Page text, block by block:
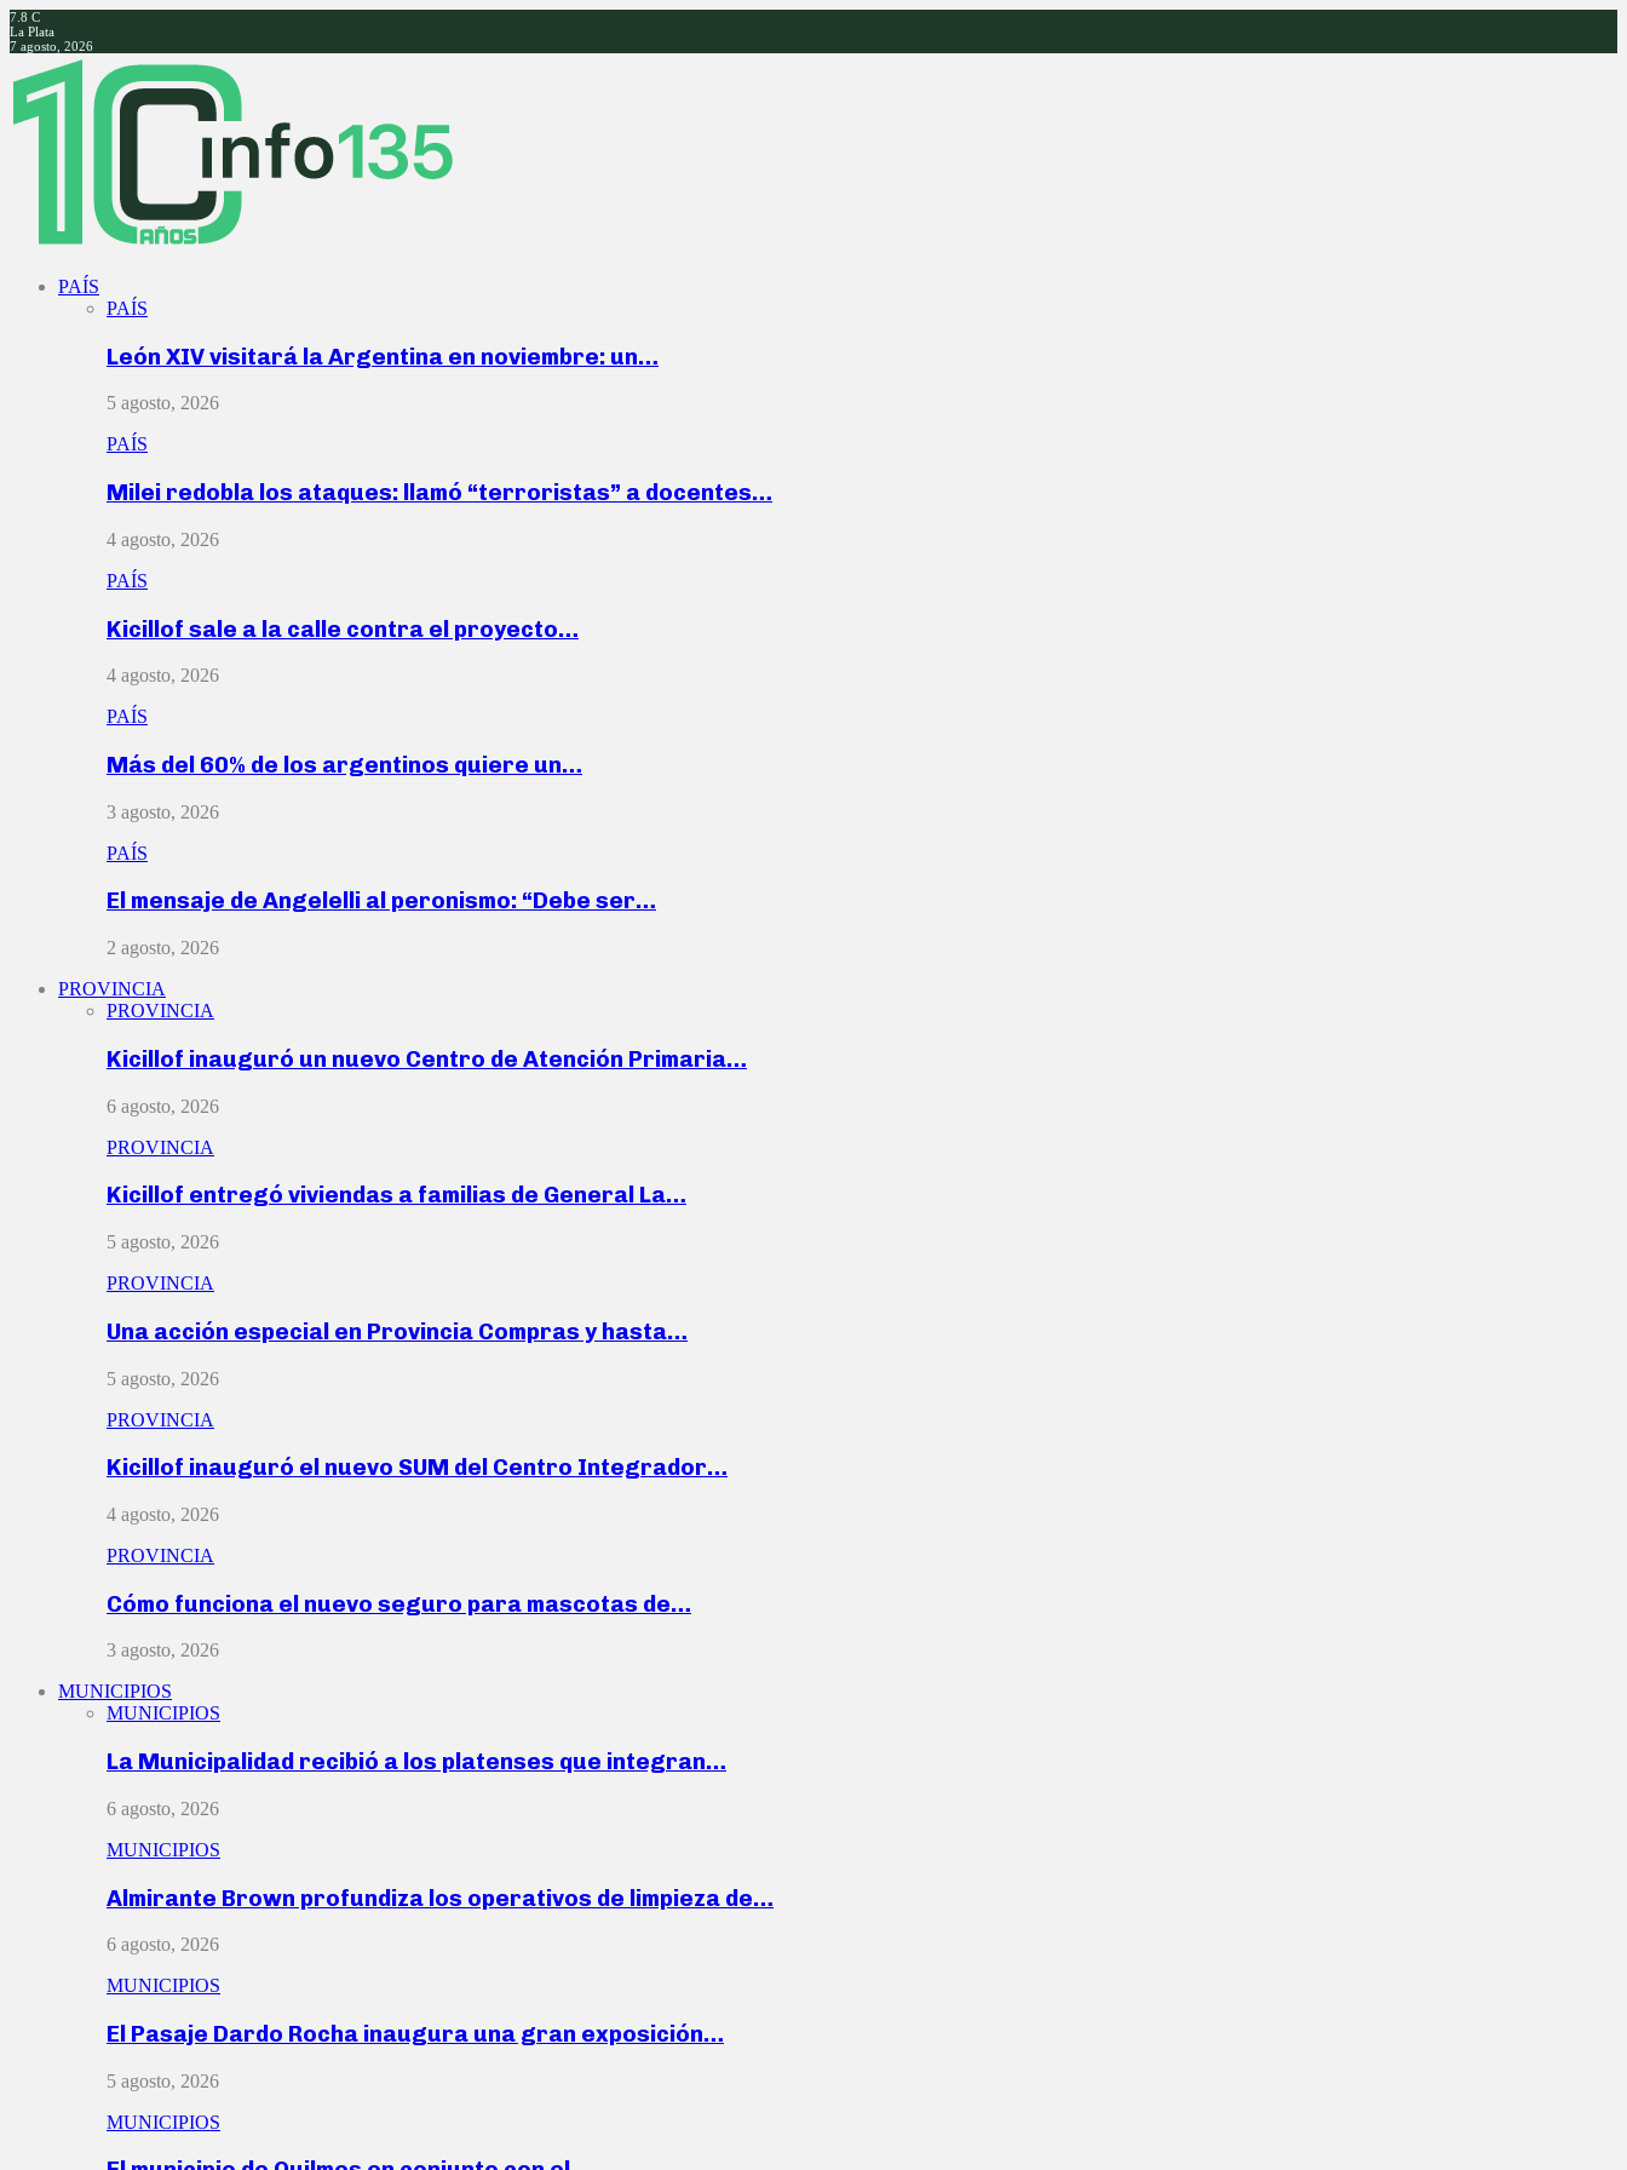
7.8 C
La Plata
7 agosto, 2026
Facebook
Twitter
Instagram
Youtube
PAÍS
PAÍS
León XIV visitará la Argentina en noviembre: un…
5 agosto, 2026
PAÍS
Milei redobla los ataques: llamó “terroristas” a docentes…
4 agosto, 2026
PAÍS
Kicillof sale a la calle contra el proyecto…
4 agosto, 2026
PAÍS
Más del 60% de los argentinos quiere un…
3 agosto, 2026
PAÍS
El mensaje de Angelelli al peronismo: “Debe ser…
2 agosto, 2026
PROVINCIA
PROVINCIA
Kicillof inauguró un nuevo Centro de Atención Primaria…
6 agosto, 2026
PROVINCIA
Kicillof entregó viviendas a familias de General La…
5 agosto, 2026
PROVINCIA
Una acción especial en Provincia Compras y hasta…
5 agosto, 2026
PROVINCIA
Kicillof inauguró el nuevo SUM del Centro Integrador…
4 agosto, 2026
PROVINCIA
Cómo funciona el nuevo seguro para mascotas de…
3 agosto, 2026
MUNICIPIOS
MUNICIPIOS
La Municipalidad recibió a los platenses que integran…
6 agosto, 2026
MUNICIPIOS
Almirante Brown profundiza los operativos de limpieza de…
6 agosto, 2026
MUNICIPIOS
El Pasaje Dardo Rocha inaugura una gran exposición…
5 agosto, 2026
MUNICIPIOS